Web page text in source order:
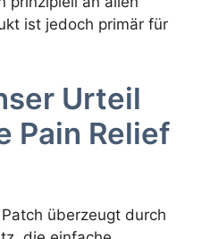
ist jedoch primär für
Urteil
Pain Relief
überzeugt durch